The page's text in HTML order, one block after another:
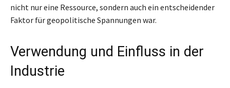
nicht nur eine Ressource, sondern auch ein entscheidender
Faktor für geopolitische Spannungen war.
Verwendung und Einfluss in der
Industrie